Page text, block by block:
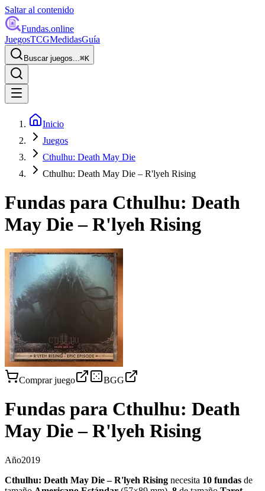
Saltar al contenido
Fundas.online
JuegosTCGMedidasGuía
Buscar juegos...⌘K
Inicio
Juegos
Cthulhu: Death May Die
Cthulhu: Death May Die – R'lyeh Rising
Fundas para Cthulhu: Death
May Die – R'lyeh Rising
Comprar juego BGG
Fundas para Cthulhu: Death
May Die – R'lyeh Rising
Año2019
Cthulhu: Death May Die – R'lyeh Rising necesita 10 fundas de